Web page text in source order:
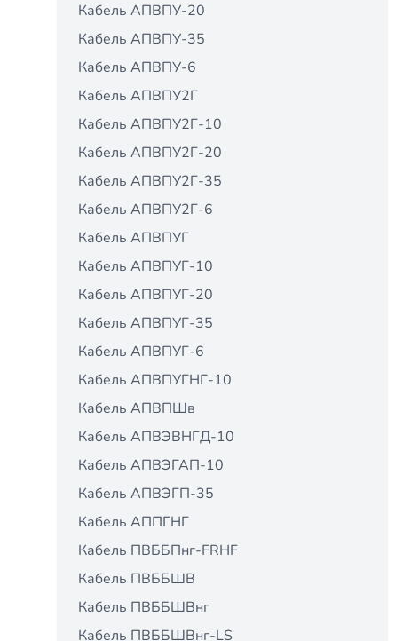
Кабель АПВПУ-20
Кабель АПВПУ-35
Кабель АПВПУ-6
Кабель АПВПУ2Г
Кабель АПВПУ2Г-10
Кабель АПВПУ2Г-20
Кабель АПВПУ2Г-35
Кабель АПВПУ2Г-6
Кабель АПВПУГ
Кабель АПВПУГ-10
Кабель АПВПУГ-20
Кабель АПВПУГ-35
Кабель АПВПУГ-6
Кабель АПВПУГНГ-10
Кабель АПВПШв
Кабель АПВЭВНГД-10
Кабель АПВЭГАП-10
Кабель АПВЭГП-35
Кабель АППГНГ
Кабель ПВББПнг-FRHF
Кабель ПВББШВ
Кабель ПВББШВнг
Кабель ПВББШВнг-LS